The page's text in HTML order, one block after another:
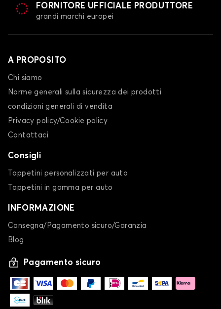
FORNITORE UFFICIALE PRODUTTORE
grandi marchi europei
A PROPOSITO
Chi siamo
Norme generali sulla sicurezza dei prodotti
condizioni generali di vendita
Privacy policy/Cookie policy
Contattaci
Consigli
Tappetini personalizzati per auto
Tappetini in gomma per auto
INFORMAZIONE
Consegna/Pagamento sicuro/Garanzia
Blog
Pagamento sicuro